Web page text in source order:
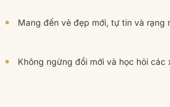
Mang đến vẻ đẹp mới, tự tin và rạng
Không ngừng đổi mới và học hỏi các